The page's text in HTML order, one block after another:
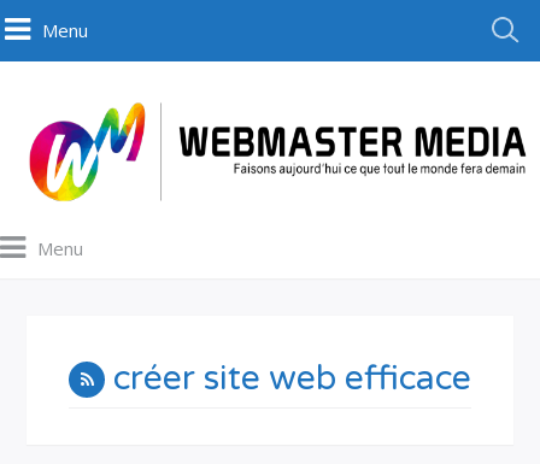
Menu
Menu
créer site web efficace